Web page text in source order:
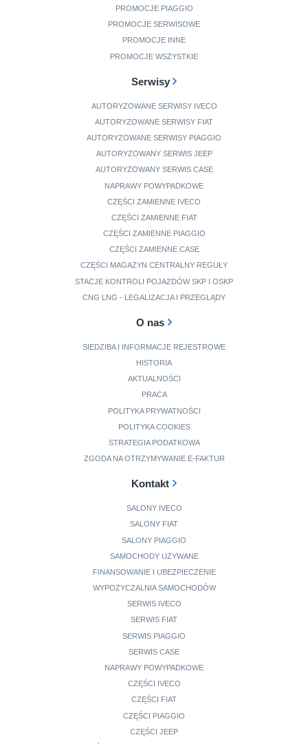
PROMOCJE PIAGGIO
PROMOCJE SERWISOWE
PROMOCJE INNE
PROMOCJE WSZYSTKIE
Serwisy
AUTORYZOWANE SERWISY IVECO
AUTORYZOWANE SERWISY FIAT
AUTORYZOWANE SERWISY PIAGGIO
AUTORYZOWANY SERWIS JEEP
AUTORYZOWANY SERWIS CASE
NAPRAWY POWYPADKOWE
CZĘŚCI ZAMIENNE IVECO
CZĘŚCI ZAMIENNE FIAT
CZĘŚCI ZAMIENNE PIAGGIO
CZĘŚCI ZAMIENNE CASE
CZĘŚCI MAGAZYN CENTRALNY REGUŁY
STACJE KONTROLI POJAZDÓW SKP I OSKP
CNG LNG - LEGALIZACJA I PRZEGLĄDY
O nas
SIEDZIBA I INFORMACJE REJESTROWE
HISTORIA
AKTUALNOŚCI
PRACA
POLITYKA PRYWATNOŚCI
POLITYKA COOKIES
STRATEGIA PODATKOWA
ZGODA NA OTRZYMYWANIE E-FAKTUR
Kontakt
SALONY IVECO
SALONY FIAT
SALONY PIAGGIO
SAMOCHODY UŻYWANE
FINANSOWANIE I UBEZPIECZENIE
WYPOŻYCZALNIA SAMOCHODÓW
SERWIS IVECO
SERWIS FIAT
SERWIS PIAGGIO
SERWIS CASE
NAPRAWY POWYPADKOWE
CZĘŚCI IVECO
CZĘŚCI FIAT
CZĘŚCI PIAGGIO
CZĘŚCI JEEP